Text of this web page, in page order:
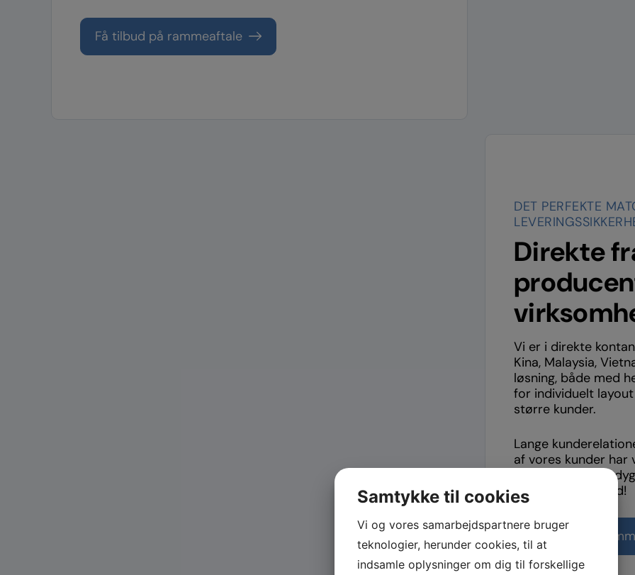
Få tilbud på rammeaftale
DET PERFEKTE
Direkte
Vi er i direkte
Kina, Malaysia,
løsning, både med
for individuelt
større kunder.
Lange
af vores kunder har
kvalitet,
højeste fokus, altid!
Få tilbud på
Samtykke til cookies
Vi og vores samarbejdspartnere bruger
teknologier, herunder cookies, til at
indsamle oplysninger om dig til forskellige